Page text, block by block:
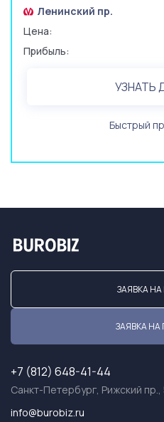
Ленинский пр.
Цена:
Прибыль:
УЗНАТЬ
Быстрый
ЗАЯВКА
ЗАЯВКА
+7 (812) 648-41-44
Санкт-Петербург, Рижский пр.,
info@burobiz.ru